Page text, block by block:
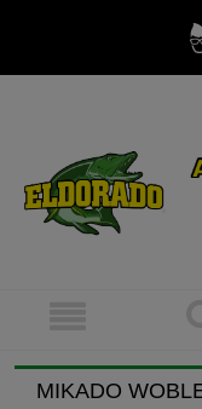
MIKADO